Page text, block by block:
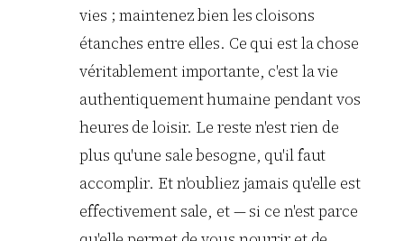
vies ; maintenez bien les cloisons
étanches entre elles. Ce qui est la chose
véritablement importante, c'est la vie
authentiquement humaine pendant vos
heures de loisir. Le reste n'est rien de
plus qu'une sale besogne, qu'il faut
accomplir. Et n'oubliez jamais qu'elle est
effectivement sale, et — si ce n'est parce